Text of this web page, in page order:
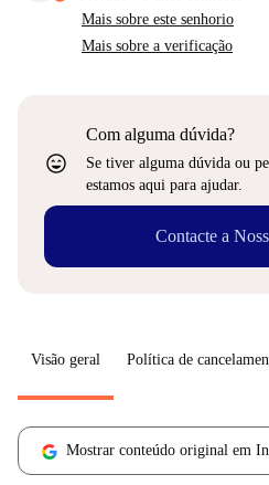
Mais sobre este senhorio
Mais sobre a verificação
sentiment_very_satisfied
Com alguma dúvida?
Se tiver alguma dúvida ou
estamos aqui para ajudar.
Contacte a
Visão geral Política de
Mostrar conteúdo original em